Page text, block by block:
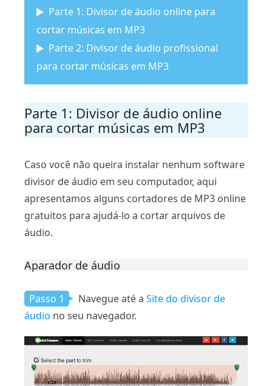
Parte 1: Divisor de áudio online para
cortar músicas em MP3
Parte 2: Divisor de áudio profissional
para cortar músicas em MP3
Parte 1: Divisor de áudio online
para cortar músicas em MP3
Caso você não queira instalar nenhum software
divisor de áudio em seu computador, aqui
apresentamos alguns cortadores de MP3 online
gratuitos para ajudá-lo a cortar arquivos de
áudio.
Aparador de áudio
Passo 1 Navegue até a Site do divisor de
áudio no seu navegador.